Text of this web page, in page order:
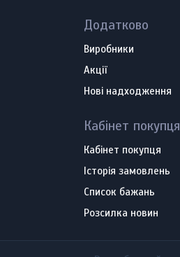
Додатково
Виробники
Акції
Нові надходження
Кабінет покупця
Кабінет покупця
Історія замовлень
Список бажань
Розсилка новин